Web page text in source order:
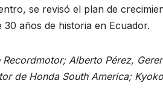
se revisó el plan de
años de historia en Ecuador.
Alberto Pérez,
de Honda South America;